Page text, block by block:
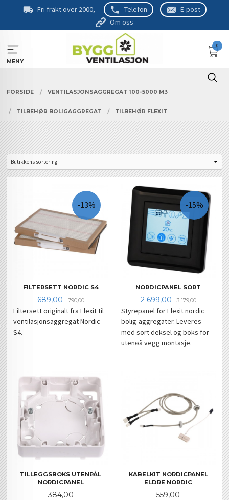
Fri frakt over 2000,- Telefon
E-post
Om oss
MENY
0
FORSIDE VENTILASJONSAGGREGAT 100-5000 M3
TILBEHØR BOLIGAGGREGAT TILBEHØR FLEXIT
FILTERSETT NORDIC S4
Tilbud
689,00 790,00Rabatt
-13%
Filtersett originalt fra Flexit til
ventilasjonsaggregat Nordic
S4.
NORDICPANEL SORT
Tilbud
2 699,00 3 179,00Rabatt
-15%
Styrepanel for Flexit nordic
bolig-aggregater. Leveres
med sort deksel og boks for
utenøå vegg montasje.
TILLEGGSBOKS UTENPÅL
NORDICPANEL
Pris
384,00
KABELKIT NORDICPANEL
ELDRE NORDIC
Pris
559,00